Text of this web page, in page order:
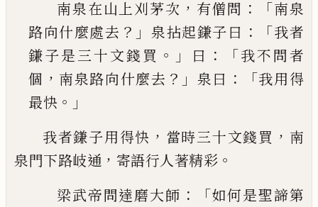
南泉在山上刈茅次 ， 有僧問 ：「南泉
路向什麼處去 ？」 泉拈起鎌子曰 ：「我者
鎌子是三十文錢買 。」 曰 ：「我不問者
個 ， 南泉路向什麼去 ？」 泉曰 ：「我用得
最快 。」
我者鎌子用得快 ， 當時三十文錢買 ， 南
泉門下路岐通 ， 寄語行人著精彩 。
梁武帝問達磨大師 ：「如何是聖諦第